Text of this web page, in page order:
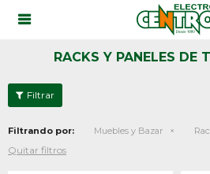

RACKS Y PANELES DE
Filtrando por: Muebles y Bazar
Quitar filtros